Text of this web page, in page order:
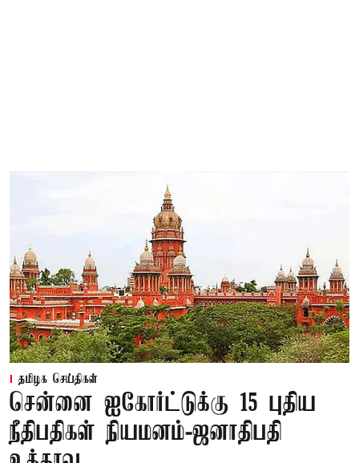
தமிழக செய்திகள்
சென்னை ஐகோர்ட்டுக்கு 15 புதிய
நீதிபதிகள் நியமனம்-ஜனாதிபதி